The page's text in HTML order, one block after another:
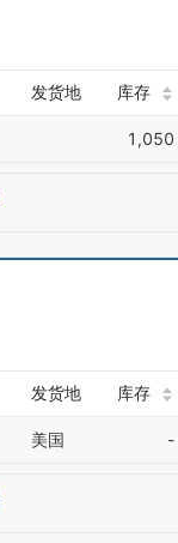
发货地 库存
1,050
发货地 库存
美国 -